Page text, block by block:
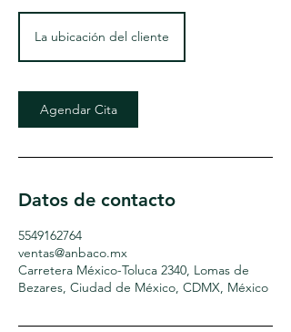
La ubicación del cliente
Agendar Cita
Datos de contacto
5549162764
ventas@anbaco.mx
Carretera México-Toluca 2340, Lomas de
Bezares, Ciudad de México, CDMX, México